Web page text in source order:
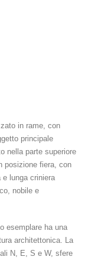
in rame, con
principale
nella parte superiore
posizione fiera, con
lunga criniera
nobile e
esemplare ha una
architettonica. La
N, E, S e W, sfere